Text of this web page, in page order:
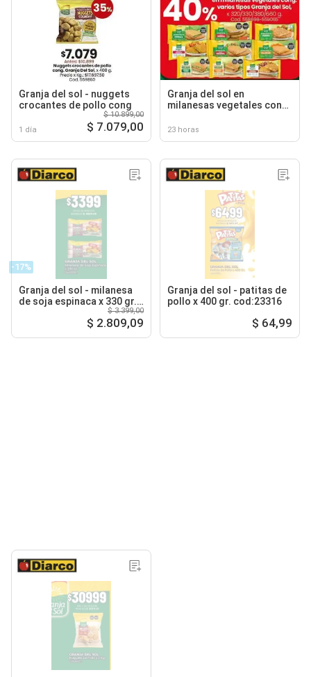
Granja del sol - nuggets
crocantes de pollo cong
1 día
$ 10.899,00
$ 7.079,00
Granja del sol en
milanesas vegetales cong.
23 horas
-17%
Granja del sol - milanesa
de soja espinaca x 330 gr.
$ 3.399,00
$ 2.809,09
Granja del sol - patitas de
pollo x 400 gr. cod:23316
$ 64,99